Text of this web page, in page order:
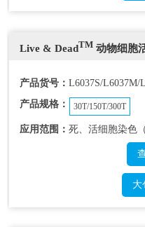
Live & DeadTM 动物细胞
产品货号： L6037S/L6037M/
产品规格：
30T/150T/300T
应用范围： 死、活细胞染色
大